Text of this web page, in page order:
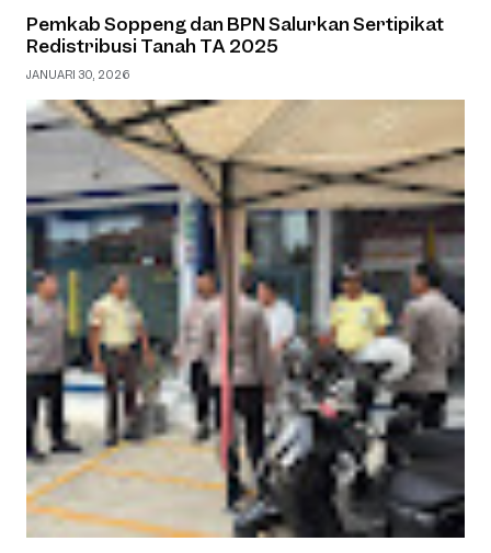
Pemkab Soppeng dan BPN Salurkan Sertipikat
Redistribusi Tanah TA 2025
JANUARI 30, 2026